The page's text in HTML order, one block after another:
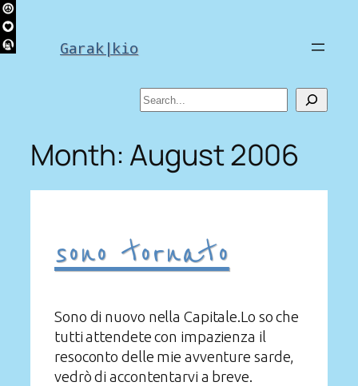
Skip
to
content Garak|kio
Search
Month:August 2006
sono tornato
Sono di nuovo nella Capitale.Lo so che
tutti attendete con impazienza il
resoconto delle mie avventure sarde,
vedrò di accontentarvi a breve.